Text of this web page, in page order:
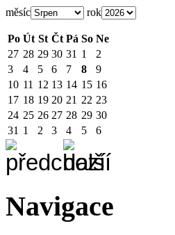
měsíc rok
Po Út St Čt Pá So Ne
27 28 29 30 31 1
2
3
4 5 6 7 8
9
10 11 12 13 14 15 16
17 18 19 20 21 22 23
24 25 26 27 28 29 30
31 1 2 3 4 5 6
Navigace